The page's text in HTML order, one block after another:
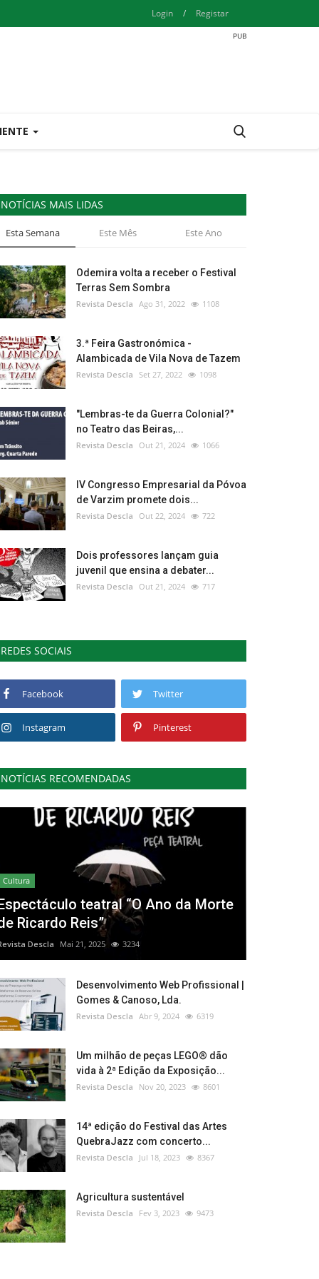
Login / Registar
NOTÍCIAS MAIS LIDAS
Esta Semana Este Mês Este Ano
Odemira volta a receber o Festival
Terras Sem Sombra
Revista Descla Ago 31, 2022 1108
3.ª Feira Gastronómica -
Alambicada de Vila Nova de Tazem
Revista Descla Set 27, 2022 1098
"Lembras-te da Guerra Colonial?"
no Teatro das Beiras,...
Revista Descla Out 21, 2024 1066
IV Congresso Empresarial da Póvoa
de Varzim promete dois...
Revista Descla Out 22, 2024 722
Dois professores lançam guia
juvenil que ensina a debater...
Revista Descla Out 21, 2024 717
REDES SOCIAIS
Facebook Twitter
Instagram Pinterest
NOTÍCIAS RECOMENDADAS
Cultura
teatral “O Ano da Morte
Ricardo Reis”
Descla Mai 21, 2025 3234
Desenvolvimento Web Profissional |
Gomes & Canoso, Lda.
Revista Descla Abr 9, 2024 6319
Um milhão de peças LEGO® dão
vida à 2ª Edição da Exposição...
Revista Descla Nov 20, 2023 8601
14ª edição do Festival das Artes
QuebraJazz com concerto...
Revista Descla Jul 18, 2023 8367
Agricultura sustentável
Revista Descla Fev 3, 2023 9473